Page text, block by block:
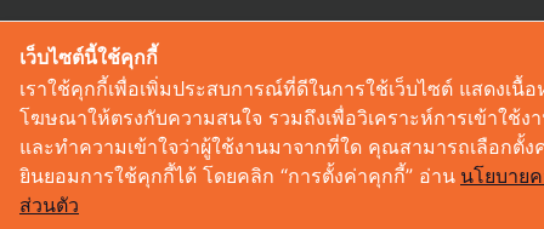
เว็บไซต์นี้ใช้คุกกี้
เราใช้คุกกี้เพื่อเพิ่มประสบการณ์ที่ดีในการใช้เว็บไซต์ แสดงเนื้
โฆษณาให้ตรงกับความสนใจ รวมถึงเพื่อวิเคราะห์การเข้าใช้ง
และทำความเข้าใจว่าผู้ใช้งานมาจากที่ใด คุณสามารถเลือกตั้ง
ยินยอมการใช้คุกกี้ได้ โดยคลิก “การตั้งค่าคุกกี้” อ่าน นโยบาย
ส่วนตัว